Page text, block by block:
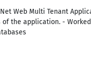
Web Multi Tenant
the application. -